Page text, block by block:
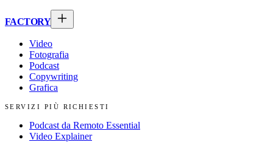
FACTORY
Video
Fotografia
Podcast
Copywriting
Grafica
SERVIZI PIÙ RICHIESTI
Podcast da Remoto Essential
Video Explainer